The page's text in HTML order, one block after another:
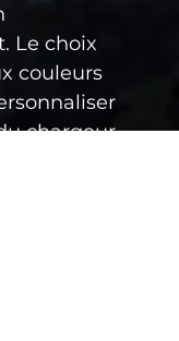
Le choix
couleurs
chargeur